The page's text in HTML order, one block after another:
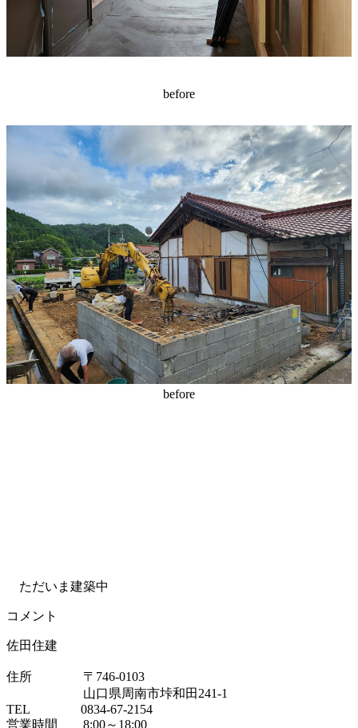
before
before
ただいま建築中
コメント
佐田住建
住所 〒746-0103
山口県周南市垰和田241-1
TEL 0834-67-2154
営業時間 8:00～18:00